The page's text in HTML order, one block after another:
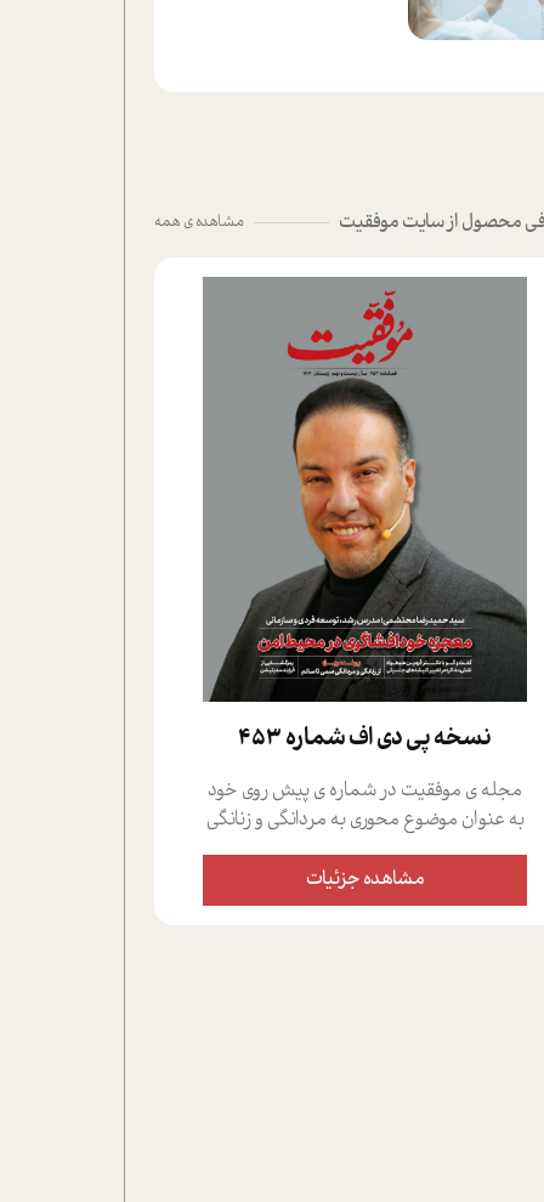
محصول از سایت موفقیت مشاهده ی همه
نسخه پي دي اف شماره 453
مجله ی موفقیت در شماره ی پیش روی خود
به عنوان موضوع محوری به مردانگی و زنانگی
سمی پرداخته است؛ علاوه بر این که؛ گفت و
گویی اختصاصی داشته ایم با فردین علیخواه،
جامعه شناس در بخش های مختلف تلاش
مشاهده جزئیات